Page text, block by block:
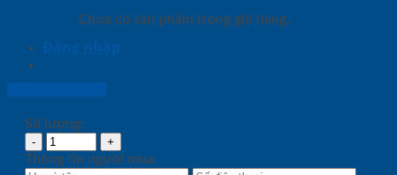
Chưa có sản phẩm trong giỏ hàng.
Đăng nhập
Số lượng:
Thông tin người mua